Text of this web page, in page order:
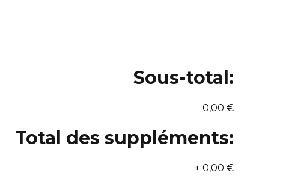
Sous-total:
0,00 €
Total des suppléments:
+ 0,00 €